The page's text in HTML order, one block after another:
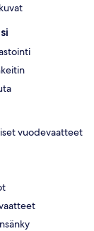
vuodevaatteet